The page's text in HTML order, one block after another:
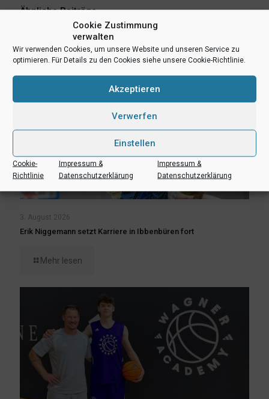
Cookie Zustimmung
verwalten
Wir verwenden Cookies, um unsere Website und unseren Service zu
optimieren. Für Details zu den Cookies siehe unsere Cookie-Richtlinie.
Akzeptieren
Verwerfen
Einstellen
Cookie-
Richtlinie
Impressum &
Datenschutzerklärung
Impressum &
Datenschutzerklärung
Ähnliche Beiträge
3. August 2026
Erik Niggemann setzt Karriere in Ibbenbüren fort
Mehr lesen